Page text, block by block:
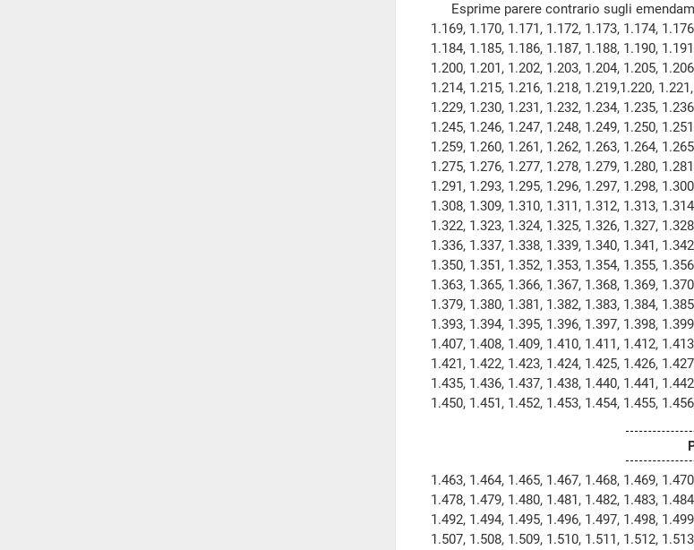
Esprime parere contrario sugli
1.169, 1.170, 1.171, 1.172, 1.173, 1.174,
1.184, 1.185, 1.186, 1.187, 1.188, 1.190,
1.200, 1.201, 1.202, 1.203, 1.204, 1.205,
1.214, 1.215, 1.216, 1.218, 1.219,1.220,
1.229, 1.230, 1.231, 1.232, 1.234, 1.235,
1.245, 1.246, 1.247, 1.248, 1.249, 1.250,
1.259, 1.260, 1.261, 1.262, 1.263, 1.264,
1.275, 1.276, 1.277, 1.278, 1.279, 1.280,
1.291, 1.293, 1.295, 1.296, 1.297, 1.298,
1.308, 1.309, 1.310, 1.311, 1.312, 1.313,
1.322, 1.323, 1.324, 1.325, 1.326, 1.327,
1.336, 1.337, 1.338, 1.339, 1.340, 1.341,
1.350, 1.351, 1.352, 1.353, 1.354, 1.355,
1.363, 1.365, 1.366, 1.367, 1.368, 1.369,
1.379, 1.380, 1.381, 1.382, 1.383, 1.384,
1.393, 1.394, 1.395, 1.396, 1.397, 1.398,
1.407, 1.408, 1.409, 1.410, 1.411, 1.412,
1.421, 1.422, 1.423, 1.424, 1.425, 1.426,
1.435, 1.436, 1.437, 1.438, 1.440, 1.441,
1.450, 1.451, 1.452, 1.453, 1.454, 1.455,
1.463, 1.464, 1.465, 1.467, 1.468, 1.469,
1.478, 1.479, 1.480, 1.481, 1.482, 1.483,
1.492, 1.494, 1.495, 1.496, 1.497, 1.498,
1.507, 1.508, 1.509, 1.510, 1.511, 1.512,